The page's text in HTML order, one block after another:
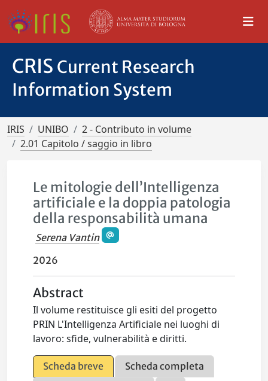
CRIS Current Research
Information System
IRIS UNIBO
2 - Contributo in volume
2.01 Capitolo / saggio in libro
Le mitologie dell’Intelligenza
artificiale e la doppia patologia
della responsabilità umana
Serena Vantin
2026
Abstract
Il volume restituisce gli esiti del progetto
PRIN L'Intelligenza Artificiale nei luoghi di
lavoro: sfide, vulnerabilità e diritti.
Scheda breve
Scheda completa